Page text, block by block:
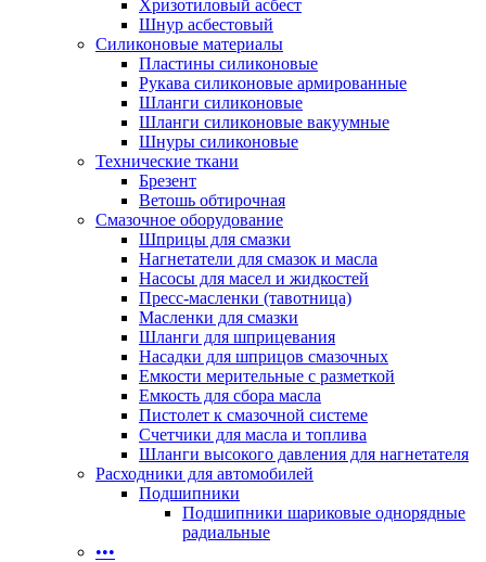
Хризотиловый асбеcт
Шнур асбестовый
Силиконовые материалы
Пластины силиконовые
Рукава силиконовые армированные
Шланги силиконовые
Шланги силиконовые вакуумные
Шнуры силиконовые
Технические ткани
Брезент
Ветошь обтирочная
Смазочное оборудование
Шприцы для смазки
Нагнетатели для смазок и масла
Насосы для масел и жидкостей
Пресс-масленки (тавотница)
Масленки для смазки
Шланги для шприцевания
Насадки для шприцов смазочных
Емкости мерительные с разметкой
Емкость для сбора масла
Пистолет к смазочной системе
Счетчики для масла и топлива
Шланги высокого давления для нагнетателя
Расходники для автомобилей
Подшипники
Подшипники шариковые однорядные
радиальные
•••